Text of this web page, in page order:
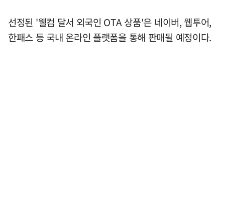
선정된 '웰컴 달서 외국인 OTA 상품'은 네이버, 웹투어,
한패스 등 국내 온라인 플랫폼을 통해 판매될 예정이다.